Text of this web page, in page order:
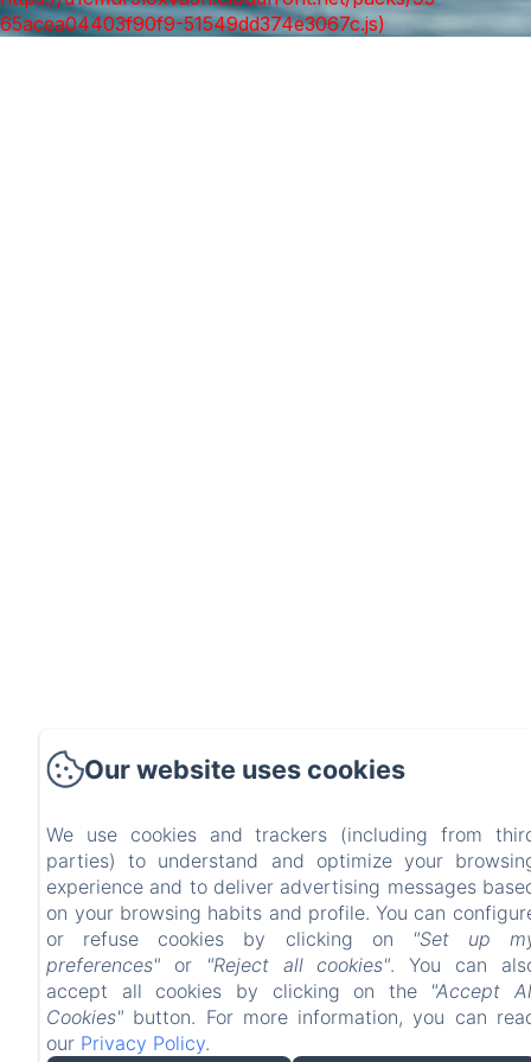
65acea04403f90f9-51549dd374e3067c.js)
Our website uses cookies
We use cookies and trackers (including from
parties) to understand and optimize your
experience and to deliver advertising messages
on your browsing habits and profile. You can
or refuse cookies by clicking on
"Set up
preferences" or "Reject all cookies". You can
accept all cookies by clicking on the "Accept
Cookies" button. For more information, you can
our Privacy Policy.